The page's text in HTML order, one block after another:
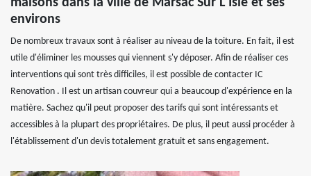
maisons dans la ville de Marsac Sur L Isle et ses
environs
De nombreux travaux sont à réaliser au niveau de la toiture. En fait, il est
utile d'éliminer les mousses qui viennent s'y déposer. Afin de réaliser ces
interventions qui sont très difficiles, il est possible de contacter IC
Renovation . Il est un artisan couvreur qui a beaucoup d'expérience en la
matière. Sachez qu'il peut proposer des tarifs qui sont intéressants et
accessibles à la plupart des propriétaires. De plus, il peut aussi procéder à
l'établissement d'un devis totalement gratuit et sans engagement.